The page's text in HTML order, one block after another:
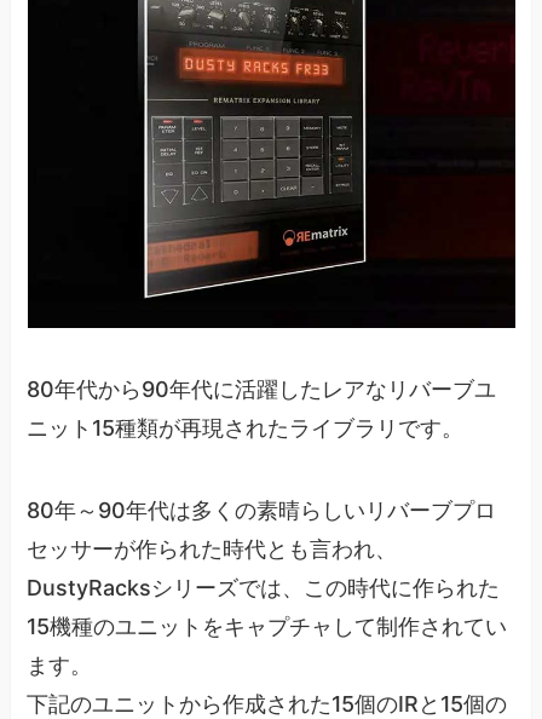
80年代から90年代に活躍したレアなリバーブユ
ニット15種類が再現されたライブラリです。
80年～90年代は多くの素晴らしいリバーブプロ
セッサーが作られた時代とも言われ、
DustyRacksシリーズでは、この時代に作られた
15機種のユニットをキャプチャして制作されてい
ます。
下記のユニットから作成された15個のIRと15個の